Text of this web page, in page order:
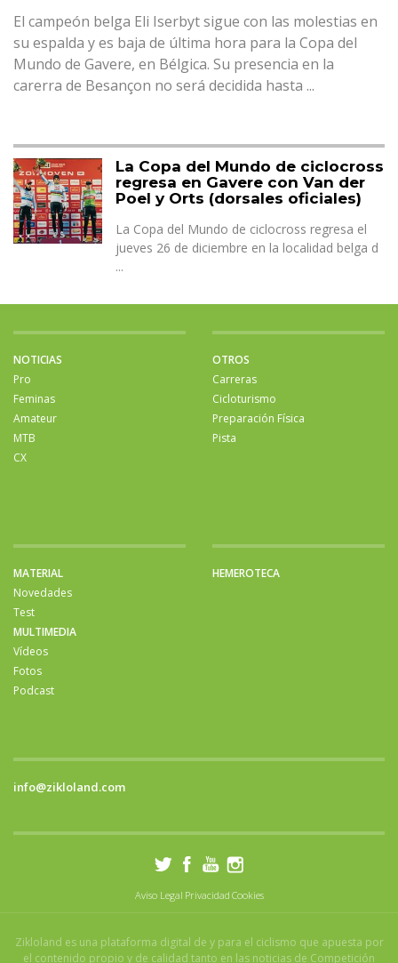
El campeón belga Eli Iserbyt sigue con las molestias en
su espalda y es baja de última hora para la Copa del
Mundo de Gavere, en Bélgica. Su presencia en la
carerra de Besançon no será decidida hasta ...
La Copa del Mundo de ciclocross
regresa en Gavere con Van der
Poel y Orts (dorsales oficiales)
La Copa del Mundo de ciclocross regresa el
jueves 26 de diciembre en la localidad belga d
...
NOTICIAS
Pro
Feminas
Amateur
MTB
CX
OTROS
Carreras
Cicloturismo
Preparación Física
Pista
MATERIAL
Novedades
Test
MULTIMEDIA
Vídeos
Fotos
Podcast
HEMEROTECA
info@zikloland.com
Aviso Legal Privacidad Cookies
Zikloland es una plataforma digital de y para el ciclismo que apuesta por
el contenido propio y de calidad tanto en las noticias de Competición